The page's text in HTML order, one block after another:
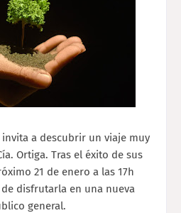
invita a descubrir un viaje muy
Ortiga. Tras el éxito de sus
21 de enero a las 17h
disfrutarla en una nueva
general.